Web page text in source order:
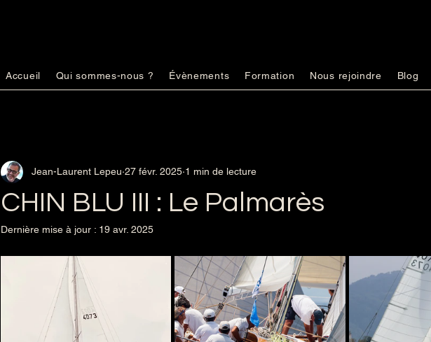
Accueil Qui sommes-nous ? Évènements Formation Nous rejoindre Blog
CHIN BLU III : Le Palmarès
Jean-Laurent Lepeu 27 févr. 2025 1 min de lecture
Dernière mise à jour : 19 avr. 2025